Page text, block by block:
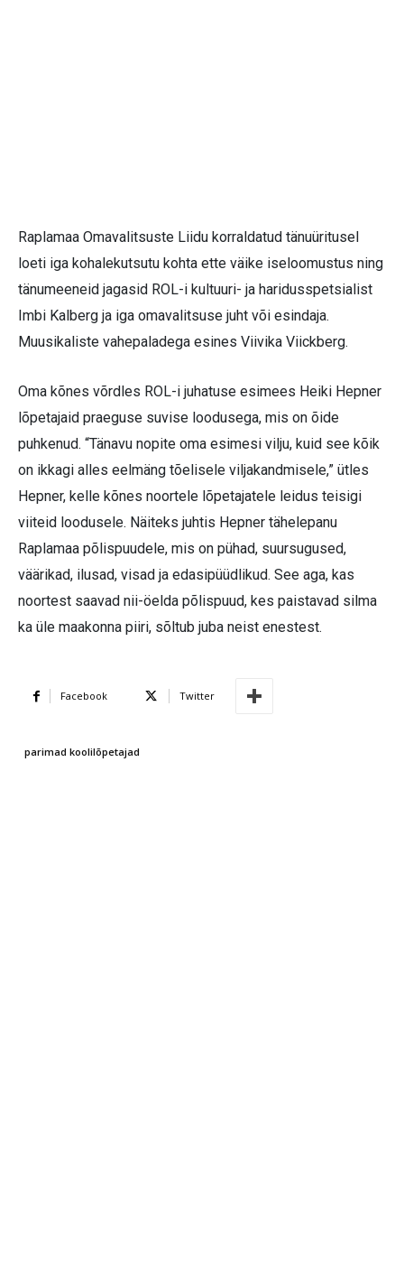
Raplamaa Omavalitsuste Liidu korraldatud tänuüritusel
loeti iga kohalekutsutu kohta ette väike iseloomustus ning
tänumeeneid jagasid ROL-i kultuuri- ja haridusspetsialist
Imbi Kalberg ja iga omavalitsuse juht või esindaja.
Muusikaliste vahepaladega esines Viivika Viickberg.
Oma kõnes võrdles ROL-i juhatuse esimees Heiki Hepner
lõpetajaid praeguse suvise loodusega, mis on õide
puhkenud. “Tänavu nopite oma esimesi vilju, kuid see kõik
on ikkagi alles eelmäng tõelisele viljakandmisele,” ütles
Hepner, kelle kõnes noortele lõpetajatele leidus teisigi
viiteid loodusele. Näiteks juhtis Hepner tähelepanu
Raplamaa põlispuudele, mis on pühad, suursugused,
väärikad, ilusad, visad ja edasipüüdlikud. See aga, kas
noortest saavad nii-öelda põlispuud, kes paistavad silma
ka üle maakonna piiri, sõltub juba neist enestest.
Facebook Twitter
parimad koolilõpetajad